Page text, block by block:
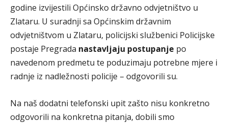
godine izvijestili Općinsko državno odvjetništvo u
Zlataru. U suradnji sa Općinskim državnim
odvjetništvom u Zlataru, policijski službenici Policijske
postaje Pregrada nastavljaju postupanje po
navedenom predmetu te poduzimaju potrebne mjere i
radnje iz nadležnosti policije – odgovorili su.
Na naš dodatni telefonski upit zašto nisu konkretno
odgovorili na konkretna pitanja, dobili smo